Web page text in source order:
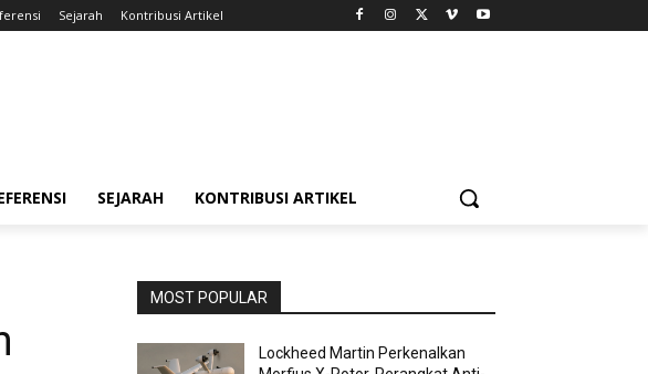
Sejarah Kontribusi Artikel
SEJARAH KONTRIBUSI ARTIKEL
MOST POPULAR
Lockheed Martin Perkenalkan